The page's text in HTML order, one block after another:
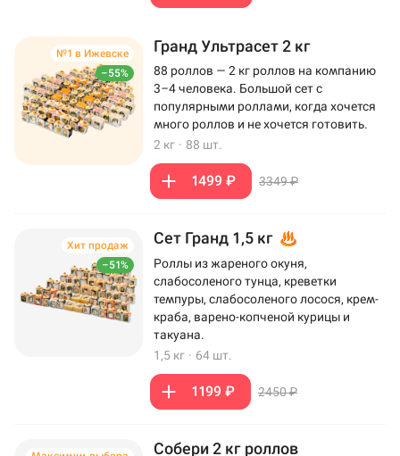
–55%
№1 в Ижевске Гранд Ультрасет 2 кг
88 роллов — 2 кг роллов на компанию
3–4 человека. Большой сет с
популярными роллами, когда хочется
много роллов и не хочется готовить.
2 кг · 88 шт.
1499 ₽ 3349 ₽
–51%
Хит продаж Сет Гранд 1,5 кг
Роллы из жареного окуня,
слабосоленого тунца, креветки
темпуры, слабосоленого лосося, крем-
краба, варено-копченой курицы и
такуана.
1,5 кг · 64 шт.
1199 ₽ 2450 ₽
Собери 2 кг роллов